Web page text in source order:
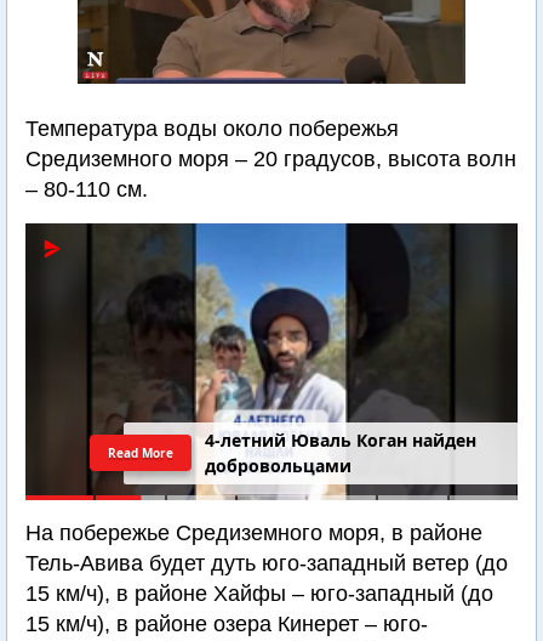
Температура воды около побережья
Средиземного моря – 20 градусов, высота волн
– 80-110 см.
4-летний Юваль Коган найден
добровольцами
Read More
На побережье Средиземного моря, в районе
Тель-Авива будет дуть юго-западный ветер (до
15 км/ч), в районе Хайфы – юго-западный (до
15 км/ч), в районе озера Кинерет – юго-